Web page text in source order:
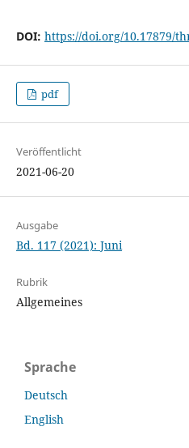
DOI: https://doi.org/10.17879/
pdf
Veröffentlicht
2021-06-20
Ausgabe
Bd. 117 (2021): Juni
Rubrik
Allgemeines
Sprache
Deutsch
English